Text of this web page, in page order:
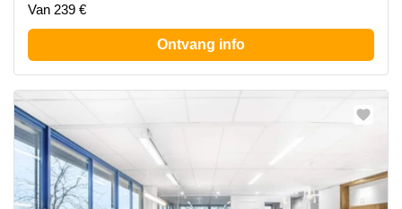
Van 239 €
Ontvang info